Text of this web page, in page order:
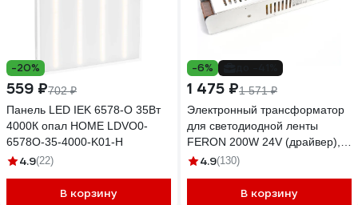
-20%
559 ₽702 ₽
Панель LED IEK 6578-O 35Вт
4000К опал HOME LDVO0-
6578O-35-4000-K01-H
4.9(22)
В корзину
-6%
1 475 ₽1 571 ₽
Электронный трансформатор
для светодиодной ленты
FERON 200W 24V (драйвер),
LB019, 48047
4.9(130)
В корзину